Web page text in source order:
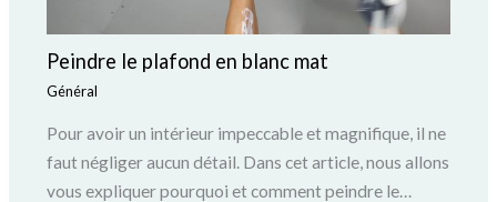
Peindre le plafond en blanc mat
Général
Pour avoir un intérieur impeccable et magnifique, il ne
faut négliger aucun détail. Dans cet article, nous allons
vous expliquer pourquoi et comment peindre le…